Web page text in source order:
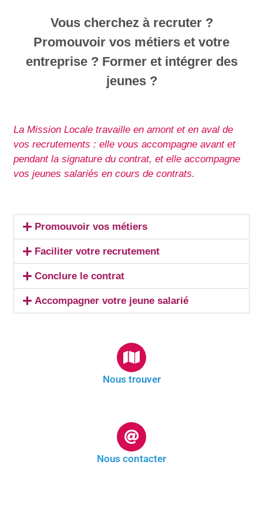
Vous cherchez à recruter ?
Promouvoir vos métiers et votre
entreprise ? Former et intégrer des
jeunes ?
La Mission Locale travaille en amont et en aval de
vos recrutements : elle vous accompagne avant et
pendant la signature du contrat, et elle accompagne
vos jeunes salariés en cours de contrats.
Promouvoir vos métiers
Faciliter votre recrutement
Conclure le contrat
Accompagner votre jeune salarié
Nous trouver
Nous contacter